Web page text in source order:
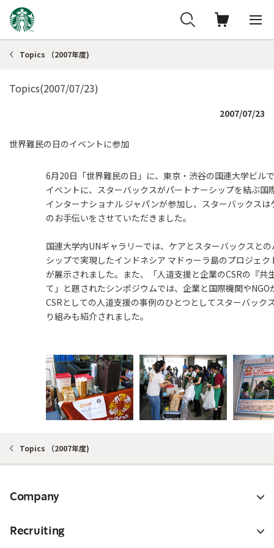
Topics （2007年度)
Topics(2007/07/23)
2007/07/23
世界難民の日のイベントに参加
6月20日「世界難民の日」に、東京・渋谷の国連大学ビル
イベントに、スターバックスがパートナーシップを結ぶ国
インターナショナル ジャパンが参加し、スターバックスは
のお手伝いをさせていただきました。
国連大学内UNギャラリーでは、ケアとスターバックスと
シップで実現したインドネシア マドゥーラ島のプロジェク
が展示されました。また、「人道支援と企業のCSRの『共
て」と題されたシンポジウムでは、企業と国際機関やNGO
CSRとしての人道支援の事例のひとつとしてスターバック
り組みも紹介されました。
Topics （2007年度)
Company
Recruiting